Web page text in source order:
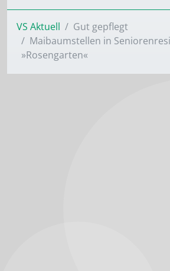
VS Aktuell
Gut gepflegt
Maibaumstellen in
»Rosengarten«